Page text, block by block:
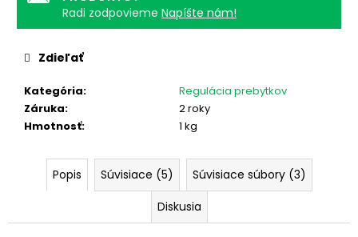
Radi zodpovieme Napíšte nám!
Kategória:
Regulácia prebytkov
Záruka:
2 roky
Hmotnosť: 1 kg
Zdieľať
Popis Súvisiace (5)
Súvisiace súbory (3)
Diskusia
WIFI
SOLAX
2.0
29,90